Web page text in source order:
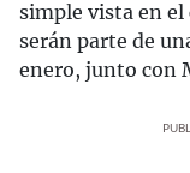
simple vista en
serán parte de
enero, junto con